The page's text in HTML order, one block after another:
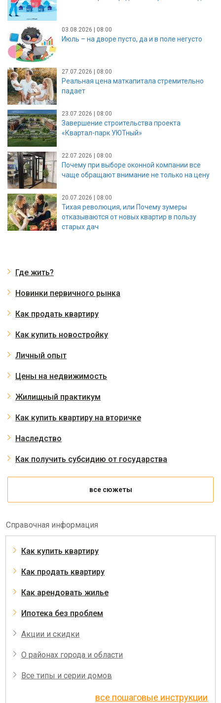
03.08.2026 | 08:00
Июль – на дворе пусто, да и в поле негусто
27.07.2026 | 08:00
Реальная цена маткапитала стремительно
падает
23.07.2026 | 08:00
Завершение строительства проекта
«Квартал-парк УЮТный»
22.07.2026 | 08:00
Почему при выборе оконной компании все
чаще обращают внимание не только на цену
20.07.2026 | 08:00
Тихая революция, или Почему зумеры
отказываются от новых квартир в пользу
старых дач
Где жить?
Новинки первичного рынка
Как продать квартиру
Как купить новостройку
Личный опыт
Цены на недвижимость
Жилищный практикум
Как купить квартиру на вторичке
Наследство
Как получить субсидию от государства
все сюжеты
Справочная информация
Как купить квартиру
Как продать квартиру
Как арендовать жилье
Ипотека без проблем
Акции и скидки
О районах города и области
Все типы и серии домов
все пошаговые инструкции